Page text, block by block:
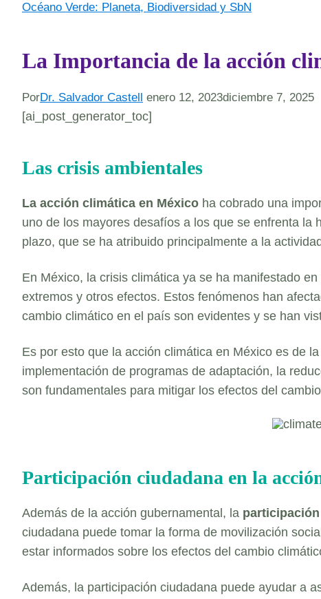
Océano Verde: Planeta, Biodiversidad y SbN
La Importancia de la acción
PorDr. Salvador Castell enero 12, 2023diciembre 7, 2025
[ai_post_generator_toc]
Las crisis ambientales
La acción climática en México ha cobrado una
uno de los mayores desafíos a los que se enfrenta
plazo, que se ha atribuido principalmente a la
En México, la crisis climática ya se ha manifestado
extremos y otros efectos. Estos fenómenos han
cambio climático en el país son evidentes y se han
Es por esto que la acción climática en México es de
implementación de programas de adaptación, la
son fundamentales para mitigar los efectos del
Participación ciudadana en la
Además de la acción gubernamental, la
ciudadana puede tomar la forma de movilización
estar informados sobre los efectos del cambio
Además, la participación ciudadana puede ayudar a